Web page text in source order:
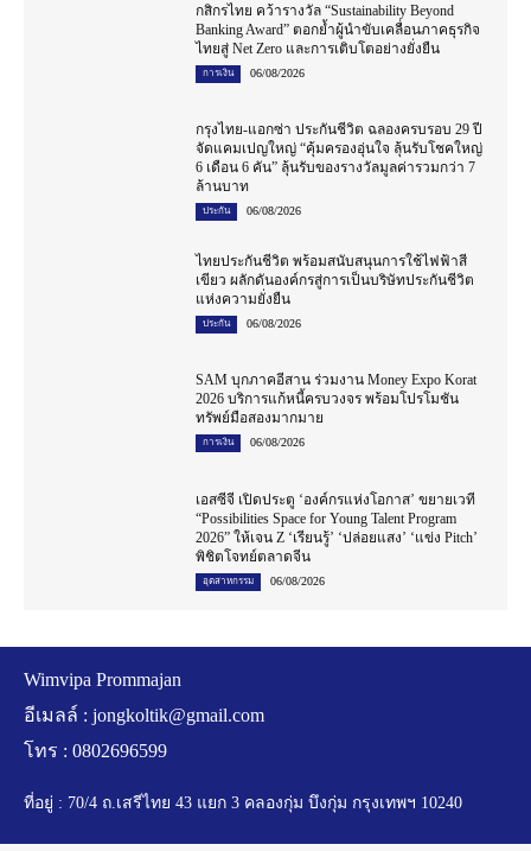
กสิกรไทย คว้ารางวัล “Sustainability Beyond
Banking Award” ตอกย้ำผู้นำขับเคลื่อนภาคธุรกิจ
ไทยสู่ Net Zero และการเติบโตอย่างยั่งยืน
การเงิน 06/08/2026
กรุงไทย-แอกซ่า ประกันชีวิต ฉลองครบรอบ 29 ปี
จัดแคมเปญใหญ่ “คุ้มครองอุ่นใจ ลุ้นรับโชคใหญ่
6 เดือน 6 คัน” ลุ้นรับของรางวัลมูลค่ารวมกว่า 7
ล้านบาท
ประกัน 06/08/2026
ไทยประกันชีวิต พร้อมสนับสนุนการใช้ไฟฟ้าสี
เขียว ผลักดันองค์กรสู่การเป็นบริษัทประกันชีวิต
แห่งความยั่งยืน
ประกัน 06/08/2026
SAM บุกภาคอีสาน ร่วมงาน Money Expo Korat
2026 บริการแก้หนี้ครบวงจร พร้อมโปรโมชัน
ทรัพย์มือสองมากมาย
การเงิน 06/08/2026
เอสซีจี เปิดประตู ‘องค์กรแห่งโอกาส’ ขยายเวที
“Possibilities Space for Young Talent Program
2026” ให้เจน Z ‘เรียนรู้’ ‘ปล่อยแสง’ ‘แข่ง Pitch’
พิชิตโจทย์ตลาดจีน
อุตสาหกรรม 06/08/2026
Wimvipa Prommajan
อีเมลล์ : jongkoltik@gmail.com
โทร : 0802696599
ที่อยู่ : 70/4 ถ.เสรีไทย 43 แยก 3 คลองกุ่ม บึงกุ่ม กรุงเทพฯ 10240